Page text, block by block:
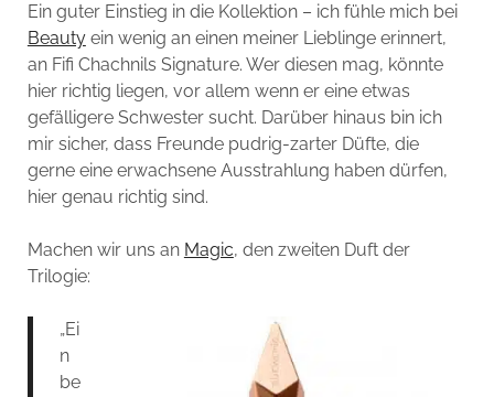
Ein guter Einstieg in die Kollektion – ich fühle mich bei
Beautyein wenig an einen meiner Lieblinge erinnert,
an Fifi Chachnils Signature. Wer diesen mag, könnte
hier richtig liegen, vor allem wenn er eine etwas
gefälligere Schwester sucht. Darüber hinaus bin ich
mir sicher, dass Freunde pudrig-zarter Düfte, die
gerne eine erwachsene Ausstrahlung haben dürfen,
hier genau richtig sind.
Machen wir uns an Magic, den zweiten Duft der
Trilogie:
„Ei
n
be